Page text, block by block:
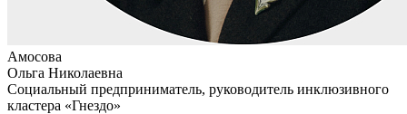
Амосова
Ольга Николаевна
Социальный предприниматель, руководитель инклюзивного
кластера «Гнездо»